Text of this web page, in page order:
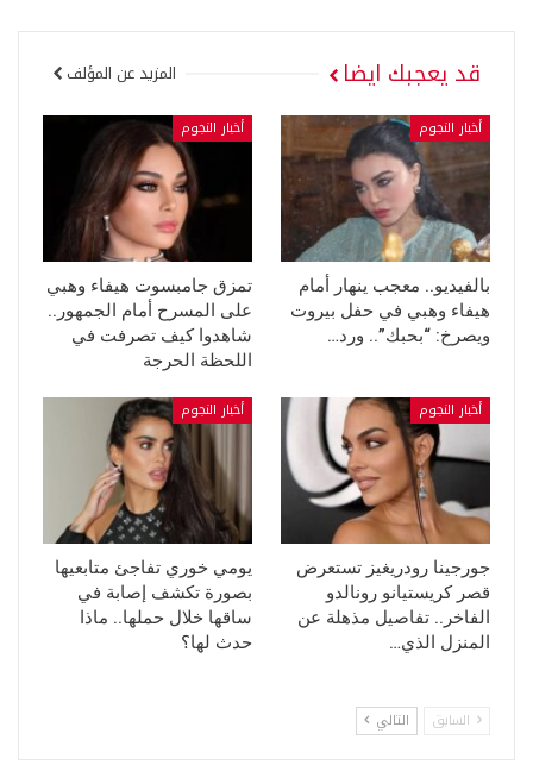
قد يعجبك ايضا المزيد عن المؤلف
أخبار النجوم
بالفيديو.. معجب ينهار أمام
هيفاء وهبي في حفل بيروت
ويصرخ: “بحبك”.. ورد…
أخبار النجوم
تمزق جامبسوت هيفاء وهبي
على المسرح أمام الجمهور..
شاهدوا كيف تصرفت في
اللحظة الحرجة
أخبار النجوم
جورجينا رودريغيز تستعرض
قصر كريستيانو رونالدو
الفاخر.. تفاصيل مذهلة عن
المنزل الذي…
أخبار النجوم
يومي خوري تفاجئ متابعيها
بصورة تكشف إصابة في
ساقها خلال حملها.. ماذا
حدث لها؟
السابق التالي